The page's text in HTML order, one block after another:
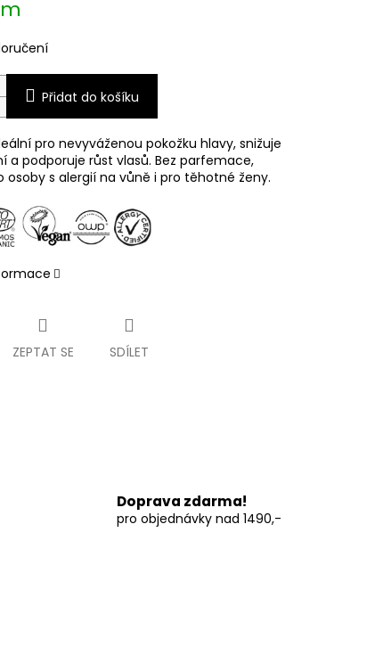
Přidat do košíku
pro nevyváženou pokožku hlavy, snižuje
a podporuje růst vlasů. Bez parfemace,
osoby s alergií na vůně i pro těhotné ženy.
ZEPTAT SE SDÍLET
Doprava zdarma!
pro objednávky nad 1490,-